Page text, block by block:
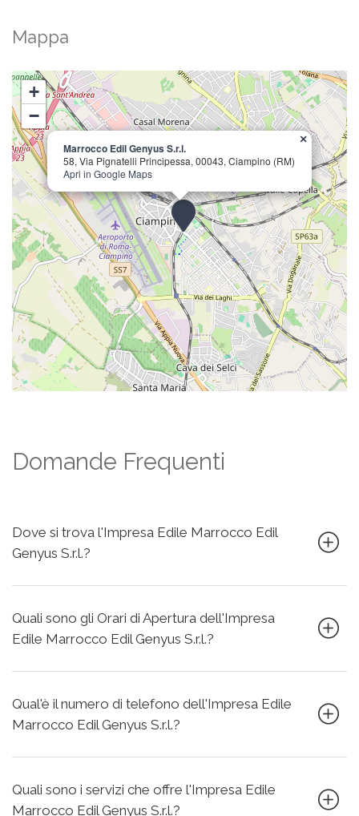
Mappa
Marrocco Edil Genyus S.r.l.
58, Via Pignatelli Principessa, 00043, Ciampino (RM)
Apri in Google Maps
×
+
−
Domande Frequenti
Dove si trova l'Impresa Edile Marrocco Edil
Genyus S.r.l.?
Quali sono gli Orari di Apertura dell'Impresa
Edile Marrocco Edil Genyus S.r.l.?
Qual'è il numero di telefono dell'Impresa Edile
Marrocco Edil Genyus S.r.l.?
Quali sono i servizi che offre l'Impresa Edile
Marrocco Edil Genyus S.r.l.?